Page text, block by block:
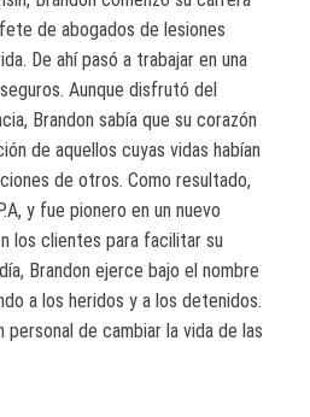
de abogados de lesiones
De ahí pasó a trabajar en una
Aunque disfrutó del
Brandon sabía que su corazón
de aquellos cuyas vidas habían
de otros. Como resultado,
y fue pionero en un nuevo
los clientes para facilitar su
Brandon ejerce bajo el nombre
a los heridos y a los detenidos.
personal de cambiar la vida de las